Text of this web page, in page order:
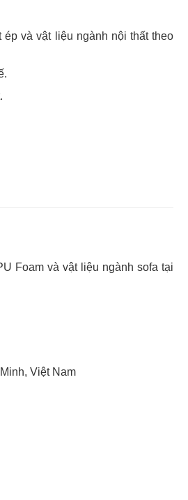
và vật liệu ngành nội thất theo
Foam và vật liệu ngành sofa tại
Việt Nam